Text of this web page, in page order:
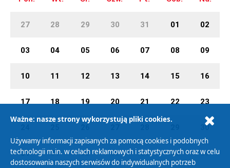
27 28 29 30 31 01 02
03 04 05 06 07 08 09
10 11 12 13 14 15 16
17 18 19 20 21 22 23
30
31 01 02 03 04 05 06
Ważne: nasze strony wykorzystują pliki cookies.
Używamy informacji zapisanych za pomocą cookies i podobnych
technologii m.in. w celach reklamowych i statystycznych oraz w celu
dostosowania naszych serwisów do indywidualnych potrzeb